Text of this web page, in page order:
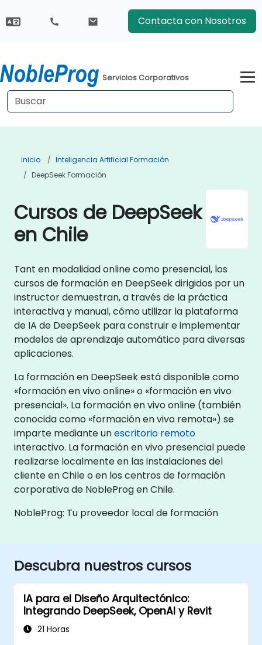
Contacta con Nosotros
Servicios Corporativos
Inicio
Inteligencia Artificial Formación
DeepSeek Formación
Cursos de DeepSeek
en Chile
Tant en modalidad online como presencial, los
cursos de formación en DeepSeek dirigidos por un
instructor demuestran, a través de la práctica
interactiva y manual, cómo utilizar la plataforma
de IA de DeepSeek para construir e implementar
modelos de aprendizaje automático para diversas
aplicaciones.
La formación en DeepSeek está disponible como
«formación en vivo online» o «formación en vivo
presencial». La formación en vivo online (también
conocida como «formación en vivo remota») se
imparte mediante unescritorio remoto
interactivo. La formación en vivo presencial puede
realizarse localmente en las instalaciones del
cliente en Chile o en los centros de formación
corporativa de NobleProg en Chile.
NobleProg: Tu proveedor local de formación
Descubra nuestros cursos
IA para el Diseño Arquitectónico:
Integrando DeepSeek, OpenAI y Revit
21 Horas